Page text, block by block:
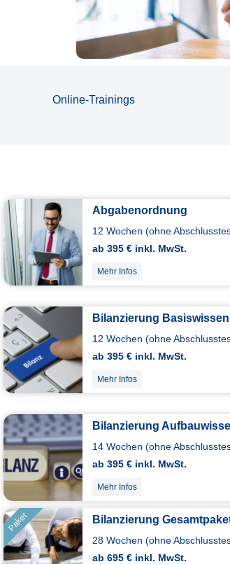
Online-Trainings
Abgabenordnung
12 Wochen (ohne
ab 395 € inkl. MwSt.
Mehr Infos
Bilanzierung Basiswissen
12 Wochen (ohne
ab 395 € inkl. MwSt.
Mehr Infos
Bilanzierung
14 Wochen (ohne
ab 395 € inkl. MwSt.
Mehr Infos
Bilanzierung
28 Wochen (ohne
ab 695 € inkl. MwSt.
Paket